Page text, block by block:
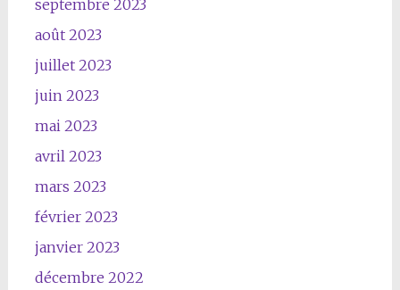
septembre 2023
août 2023
juillet 2023
juin 2023
mai 2023
avril 2023
mars 2023
février 2023
janvier 2023
décembre 2022